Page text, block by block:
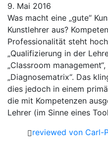
9. Mai 2016
Was macht eine „gute“
Kunstlehrer aus?
Professionalität steht
„Qualifizierung in der
„Classroom
„Diagnosematrix“. Das
dies jedoch in einem
die mit Kompetenzen
Lehrer (im Sinne eines
reviewed von Carl-